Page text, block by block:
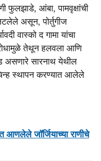
फुलझाडे, आंबा, पामवृक्षांची
असून, पोर्तुगीज
वास्को द गामा यांचा
तेथून हलवला आणि
असणारे सारनाथ येथील
स्थापन करण्यात आलेले
जॉर्जियाच्या राणीचे